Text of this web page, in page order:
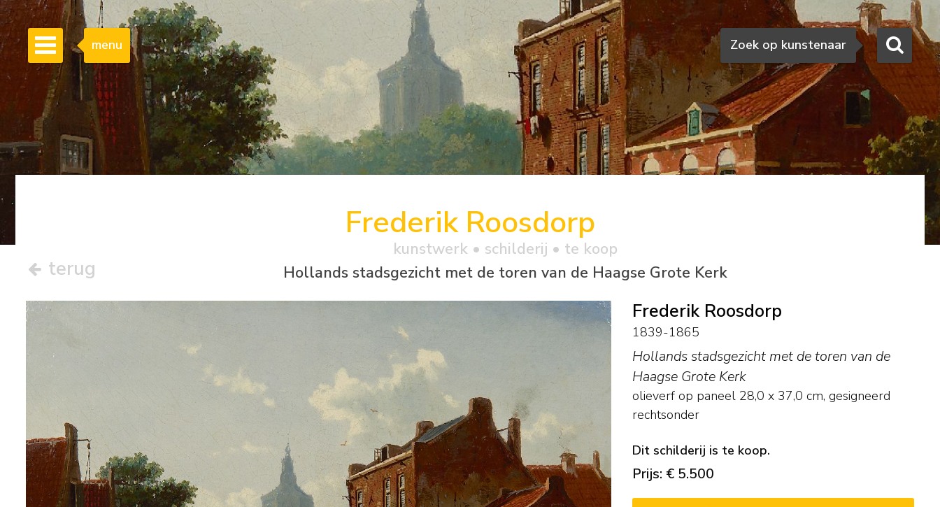
Zoeken
Zoek op kunstenaar
menu
terug
Frederik Roosdorp
kunstwerk • schilderij • te koop
Hollands stadsgezicht met de toren van de Haagse Grote Kerk
Frederik Roosdorp
1839-1865
Hollands stadsgezicht met de toren van de
Haagse Grote Kerk
olieverf op paneel 28,0 x 37,0 cm, gesigneerd
rechtsonder
Dit schilderij is te koop.
Prijs: € 5.500